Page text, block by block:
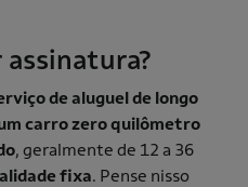
assinatura?
de aluguel de longo
carro zero quilômetro
, geralmente de 12 a 36
fixa. Pense nisso